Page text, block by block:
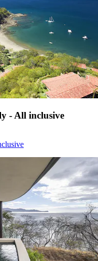
- All inclusive